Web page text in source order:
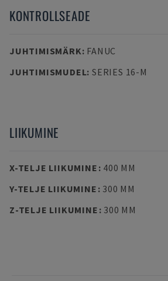
KONTROLLSEADE
JUHTIMISMÄRK: FANUC
JUHTIMISMUDEL: SERIES 16-M
LIIKUMINE
X-TELJE LIIKUMINE : 400 MM
Y-TELJE LIIKUMINE : 300 MM
Z-TELJE LIIKUMINE : 300 MM